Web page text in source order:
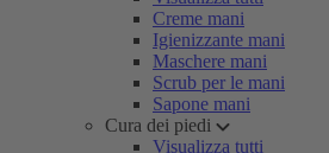
Creme mani
Igienizzante mani
Maschere mani
Scrub per le mani
Sapone mani
Cura dei piedi
Visualizza tutti